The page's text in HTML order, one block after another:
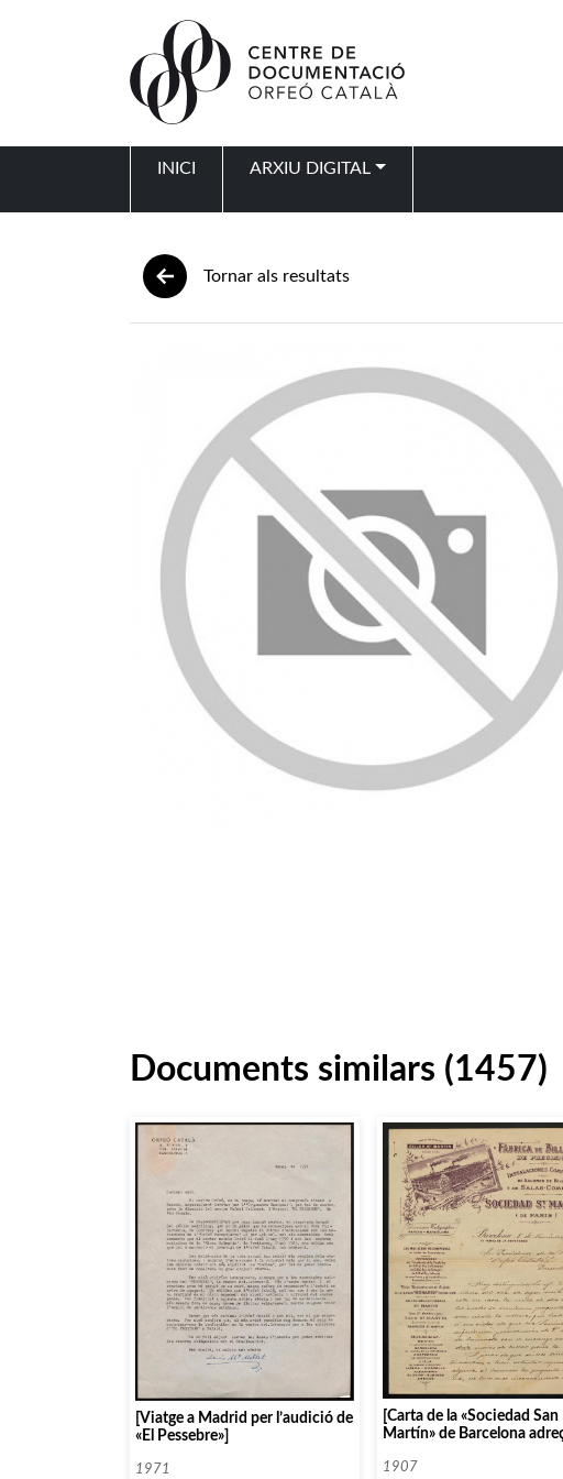
INICI ARXIU DIGITAL
Tornar als resultats
Documents similars (1457)
[Viatge a Madrid per l’audició de
«El Pessebre»]
1971
[Carta de la «Sociedad San
Martín» de Barcelona
1907